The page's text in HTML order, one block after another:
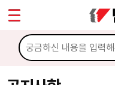
마이페이지
소개
소식